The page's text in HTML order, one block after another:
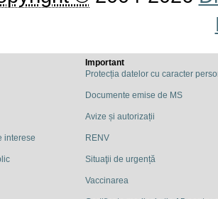
interese
Important
Protecția datelor cu caracter
Documente emise de MS
Avize și autorizații
RENV
Situaţii de urgență
Vaccinarea